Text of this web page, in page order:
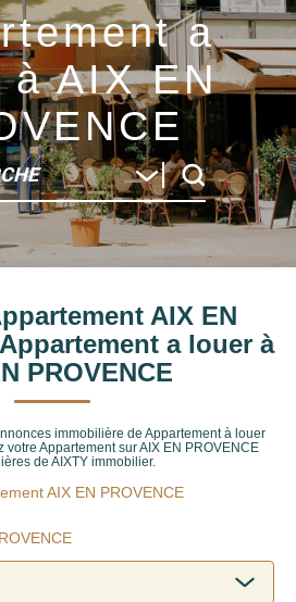
a
à AIX EN
bien
AIX EN
a louer à
PROVENCE
immobilière de Appartement à louer
votre Appartement sur AIX EN PROVENCE
de AIXTY immobilier.
AIX EN PROVENCE